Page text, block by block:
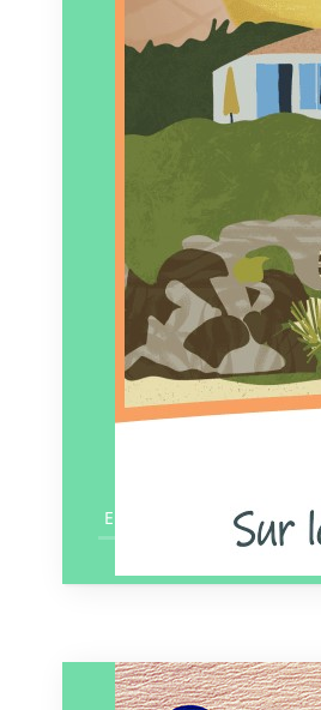
En savoir plus